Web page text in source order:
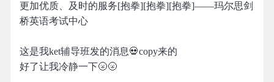
更加优质、及时的服务[抱拳][抱拳][抱拳]——玛尔思剑
桥英语考试中心
这是我ket辅导班发的消息💀copy来的
好了让我冷静一下🌝🌝